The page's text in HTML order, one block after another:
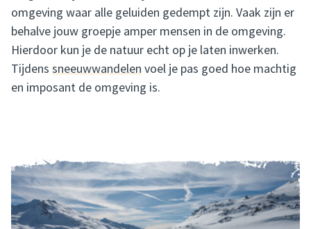
omgeving waar alle geluiden gedempt zijn. Vaak zijn er
behalve jouw groepje amper mensen in de omgeving.
Hierdoor kun je de natuur echt op je laten inwerken.
Tijdens sneeuwwandelen voel je pas goed hoe machtig
en imposant de omgeving is.